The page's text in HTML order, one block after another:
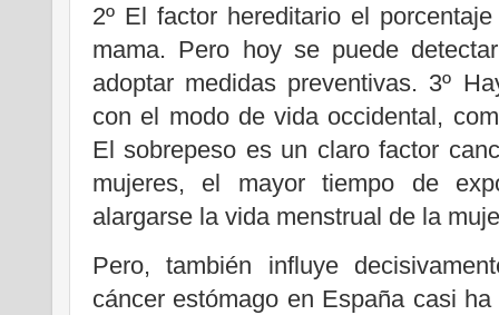
2º El factor hereditario el
mama. Pero hoy se puede
adoptar medidas preventivas. 3º
con el modo de vida occidental,
El sobrepeso es un claro factor
mujeres, el mayor tiempo de
alargarse la vida menstrual de la
Pero, también influye
cáncer estómago en España casi